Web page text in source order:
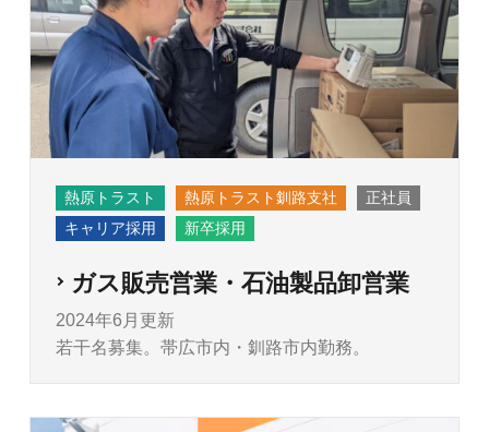
熱原トラスト 熱原トラスト釧路支社
正社員
キャリア採用
新卒採用
ガス販売営業・石油製品卸営業
2024年6月更新
若干名募集。帯広市内・釧路市内勤務。